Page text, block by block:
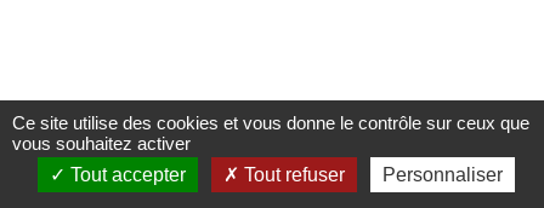
Ce site utilise des cookies et vous donne le contrôle sur ceux que
vous souhaitez activer
Tout accepter
Tout refuser Personnaliser